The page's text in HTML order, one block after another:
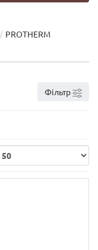
PROTHERM
Фільтр